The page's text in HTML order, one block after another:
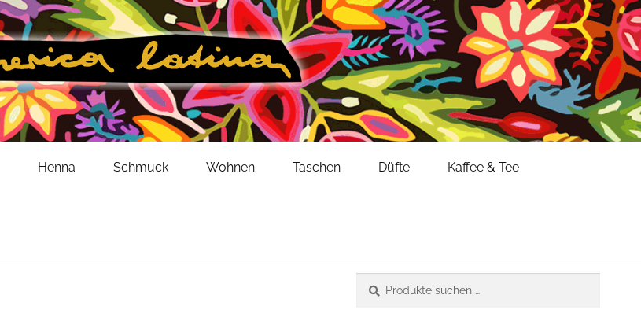
Henna Schmuck Wohnen Taschen Düfte Kaffee & Tee
nach: